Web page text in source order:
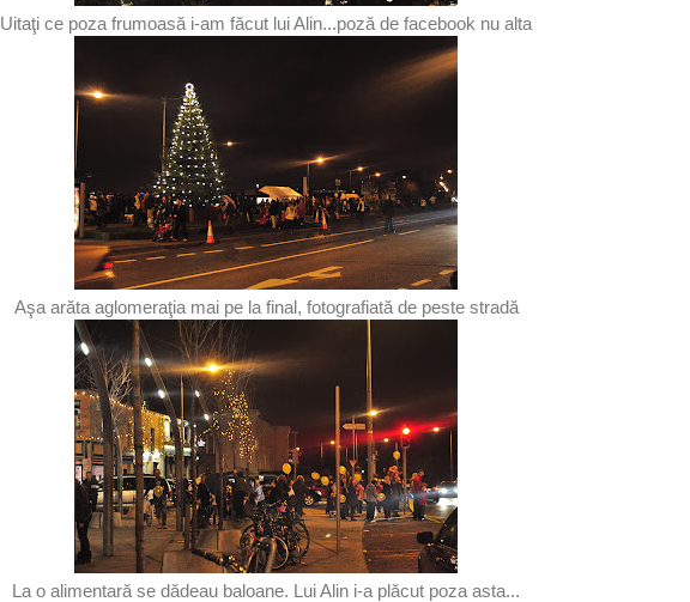
Uitaţi ce poza frumoasă i-am făcut lui Alin...poză de facebook nu alta
Aşa arăta aglomeraţia mai pe la final, fotografiată de peste stradă
La o alimentară se dădeau baloane. Lui Alin i-a plăcut poza asta...